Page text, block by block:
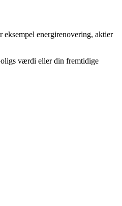
energirenovering, aktier
værdi eller din fremtidige